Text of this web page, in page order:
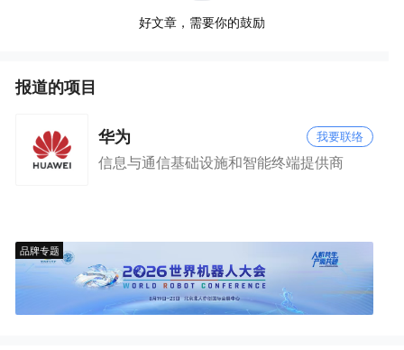
好文章，需要你的鼓励
报道的项目
华为 我要联络
信息与通信基础设施和智能终端提供商
品牌专题